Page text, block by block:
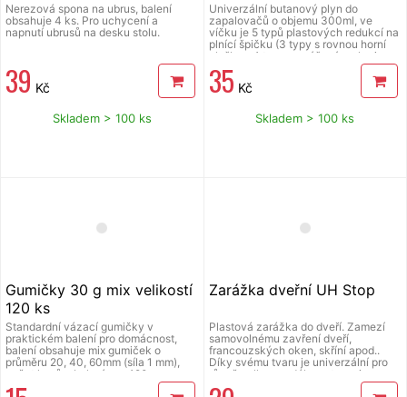
Nerezová spona na ubrus, balení
obsahuje 4 ks. Pro uchycení a
napnutí ubrusů na desku stolu.
39 Kč
Skladem > 100 ks
Univerzální butanový plyn do
zapalovačů o objemu 300ml, ve
víčku je 5 typů plastových redukcí na
plnící špičku (3 typy s rovnou horní
ploškou, 1 typ s vyvýšeným okrajem,
1 typ s příčnou drážkou), základní
plnící špička sedí na většinu
standardních plnících zapalovačů
třída hořlavosti F+ (extrémně hořlavý).
35 Kč
Skladem > 100 ks
Gumičky 30 g mix velikostí
120 ks
Standardní vázací gumičky v
praktickém balení pro domácnost,
balení obsahuje mix gumiček o
průměru 20, 40, 60mm (síla 1 mm),
počet kusů v balení cca 120,
hmotnost 30 g.
Zarážka dveřní UH Stop
Plastová zarážka do dveří. Zamezí
samovolnému zavření dveří,
francouzských oken, skříní apod..
Díky svému tvaru je univerzální pro
různě velkou vzdálenost mezi
podlahou a dveřmi (až do v. 2 cm).